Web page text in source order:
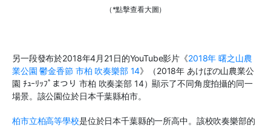
（*點擊查看大圖）
另一段發布於2018年4月 21 日的YouTube影片《2018年 曙之山農
業公園 鬱金香節 市柏 吹奏樂部14》（2018年 あけぼの山農業公
園 ﾁｭｰﾘｯﾌﾟまつり 市柏 吹奏楽部 14）顯示了不同角度拍攝的同一
場景。該公園位於日本千葉縣柏市。
柏市立柏高等學校是位於日本千葉縣的一所高中。該校吹奏樂部的